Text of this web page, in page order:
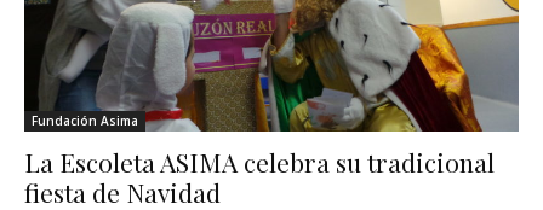
Fundación Asima
La Escoleta ASIMA celebra su tradicional
fiesta de Navidad